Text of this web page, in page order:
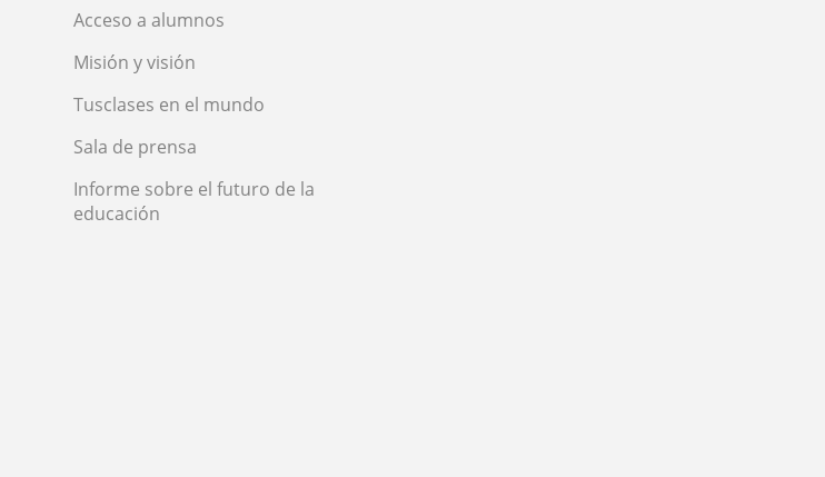
Acceso a alumnos
Misión y visión
Tusclases en el mundo
Sala de prensa
Informe sobre el futuro de la
educación